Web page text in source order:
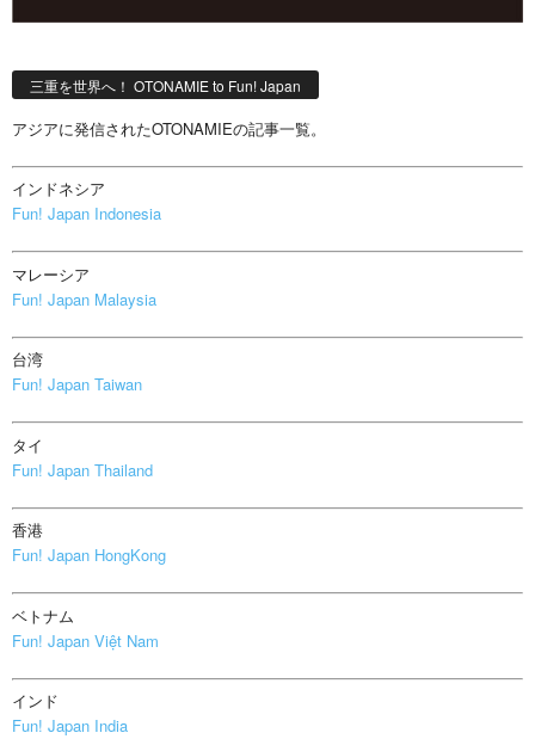
三重を世界へ！ OTONAMIE to Fun! Japan
アジアに発信されたOTONAMIEの記事一覧。
インドネシア
Fun! Japan Indonesia
マレーシア
Fun! Japan Malaysia
台湾
Fun! Japan Taiwan
タイ
Fun! Japan Thailand
香港
Fun! Japan HongKong
ベトナム
Fun! Japan Việt Nam
インド
Fun! Japan India